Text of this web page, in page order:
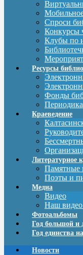
Спроси
Конкурсы
Клубы по
Ресурсы
Фонды
Периодика
Краеведение
Литературное
Памятные
Поэты и
Медиа
Видео
Наш видео
Фотоальбомы
Год большой и
Год единства
Новости